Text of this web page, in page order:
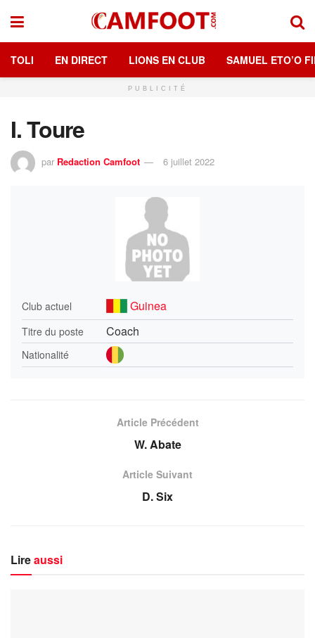
TOLI EN DIRECT LIONS EN CLUB SAMUEL ETO’O
PUBLICITÉ
I. Toure
par Redaction Camfoot 6 juillet 2022
Club actuel Guinea
Titre du poste Coach
Nationalité
Article Précédent
W. Abate
Article Suivant
D. Six
Lireaussi